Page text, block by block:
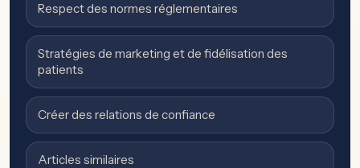
Respect des normes réglementaires
Stratégies de marketing et de fidélisation des
patients
Créer des relations de confiance
Articles similaires